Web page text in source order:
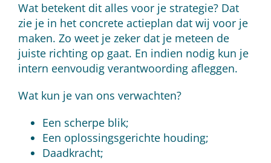
Wat betekent dit alles voor je strategie? Dat
zie je in het concrete actieplan dat wij voor je
maken. Zo weet je zeker dat je meteen de
juiste richting op gaat. En indien nodig kun je
intern eenvoudig verantwoording afleggen.
Wat kun je van ons verwachten?
Een scherpe blik;
Een oplossingsgerichte houding;
Daadkracht;